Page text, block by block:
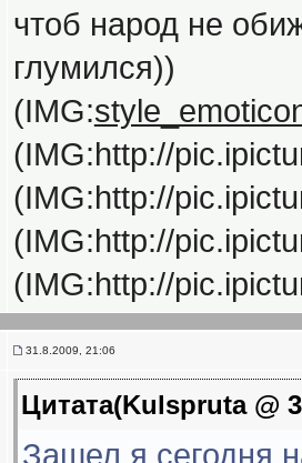
чтоб народ не
глумился))
(IMG:
(IMG:http://
(IMG:http://
(IMG:http://
(IMG:http://
31.8.2009, 21:06
Цитата(Kulspruta @
Зашел я сегодня